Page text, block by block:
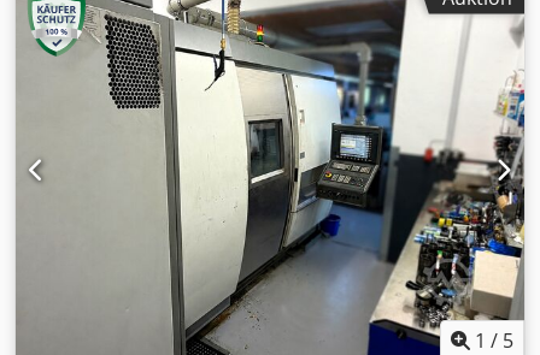
im Werkzeugmagazin:12, Kein Mindestpreis - garantierter
Verkauf zum höchsten Gebot! TECHNISCHE DETAILS
Verfahrweg X-Achse: 800 mm Verfahrweg Z-Achse: 300 mm
Spannfutterdurchmesser: 250 mm Spindelkopf: 170 h5
Spindeldurchmesser im vorderen Lager: 120 mm
Spindelbohrung: 79 mm Anzahl Werkzeugstationen: 12
Dwedpfx Aqezpxf Uerja AUSSTATTUNG C-Achse
1 / 5